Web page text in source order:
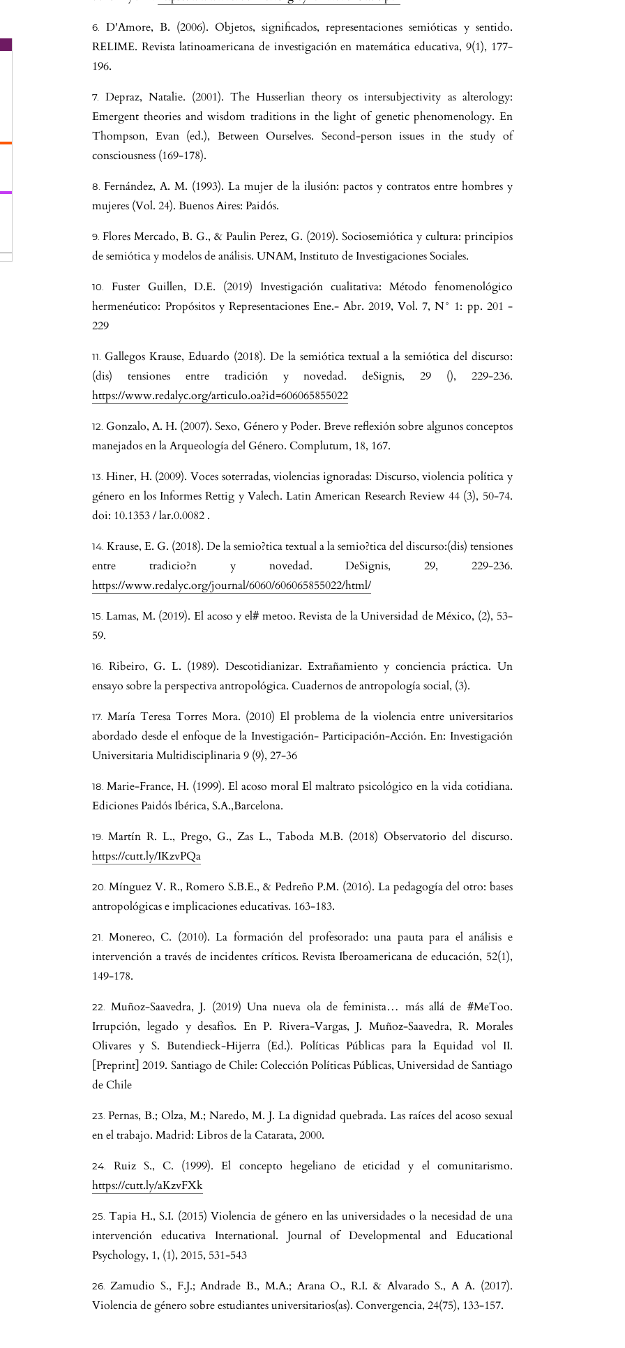
D'Amore, B. (2006). Objetos, significados, representaciones semióticas y sentido.
RELIME. Revista latinoamericana de investigación en matemática educativa, 9(1), 177-
196.
Depraz, Natalie. (2001). The Husserlian theory os intersubjectivity as alterology:
Emergent theories and wisdom traditions in the light of genetic phenomenology. En
Thompson, Evan (ed.), Between Ourselves. Second-person issues in the study of
consciousness (169-178).
Fernández, A. M. (1993). La mujer de la ilusión: pactos y contratos entre hombres y
mujeres (Vol. 24). Buenos Aires: Paidós.
Flores Mercado, B. G., & Paulin Perez, G. (2019). Sociosemiótica y cultura: principios
de semiótica y modelos de análisis. UNAM, Instituto de Investigaciones Sociales.
Fuster Guillen, D.E. (2019) Investigación cualitativa: Método fenomenológico
hermenéutico: Propósitos y Representaciones Ene.- Abr. 2019, Vol. 7, N° 1: pp. 201 -
229
Gallegos Krause, Eduardo (2018). De la semiótica textual a la semiótica del discurso:
(dis) tensiones entre tradición y novedad. deSignis, 29 (), 229-236.
https://www.redalyc.org/articulo.oa?id=606065855022
Gonzalo, A. H. (2007). Sexo, Género y Poder. Breve reflexión sobre algunos conceptos
manejados en la Arqueología del Género. Complutum, 18, 167.
Hiner, H. (2009). Voces soterradas, violencias ignoradas: Discurso, violencia política y
género en los Informes Rettig y Valech. Latin American Research Review 44 (3), 50-74.
doi: 10.1353 / lar.0.0082 .
Krause, E. G. (2018). De la semio?tica textual a la semio?tica del discurso:(dis) tensiones
entre tradicio?n y novedad. DeSignis, 29, 229-236.
https://www.redalyc.org/journal/6060/606065855022/html/
Lamas, M. (2019). El acoso y el# metoo. Revista de la Universidad de México, (2), 53-
59.
Ribeiro, G. L. (1989). Descotidianizar. Extrañamiento y conciencia práctica. Un
ensayo sobre la perspectiva antropológica. Cuadernos de antropología social, (3).
María Teresa Torres Mora. (2010) El problema de la violencia entre universitarios
abordado desde el enfoque de la Investigación- Participación-Acción. En: Investigación
Universitaria Multidisciplinaria 9 (9), 27-36
Marie-France, H. (1999). El acoso moral El maltrato psicológico en la vida cotidiana.
Ediciones Paidós Ibérica, S.A.,Barcelona.
Martín R. L., Prego, G., Zas L., Taboda M.B. (2018) Observatorio del discurso.
https://cutt.ly/IKzvPQa
Mínguez V. R., Romero S.B.E., & Pedreño P.M. (2016). La pedagogía del otro: bases
antropológicas e implicaciones educativas. 163-183.
Monereo, C. (2010). La formación del profesorado: una pauta para el análisis e
intervención a través de incidentes críticos. Revista Iberoamericana de educación, 52(1),
149-178.
Muñoz-Saavedra, J. (2019) Una nueva ola de feminista… más allá de #MeToo.
Irrupción, legado y desafíos. En P. Rivera-Vargas, J. Muñoz-Saavedra, R. Morales
Olivares y S. Butendieck-Hijerra (Ed.). Políticas Públicas para la Equidad vol II.
[Preprint] 2019. Santiago de Chile: Colección Políticas Públicas, Universidad de Santiago
de Chile
Pernas, B.; Olza, M.; Naredo, M. J. La dignidad quebrada. Las raíces del acoso sexual
en el trabajo. Madrid: Libros de la Catarata, 2000.
Ruiz S., C. (1999). El concepto hegeliano de eticidad y el comunitarismo.
https://cutt.ly/aKzvFXk
Tapia H., S.I. (2015) Violencia de género en las universidades o la necesidad de una
intervención educativa International. Journal of Developmental and Educational
Psychology, 1, (1), 2015, 531-543
Zamudio S., F.J.; Andrade B., M.A.; Arana O., R.I. & Alvarado S., A A. (2017).
Violencia de género sobre estudiantes universitarios(as). Convergencia, 24(75), 133-157.